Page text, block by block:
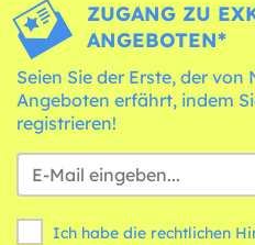
ZUGANG ZU
ANGEBOTEN*
Seien Sie der Erste, der
Angeboten erfährt, indem
registrieren!
Ich habe die rechtlichen